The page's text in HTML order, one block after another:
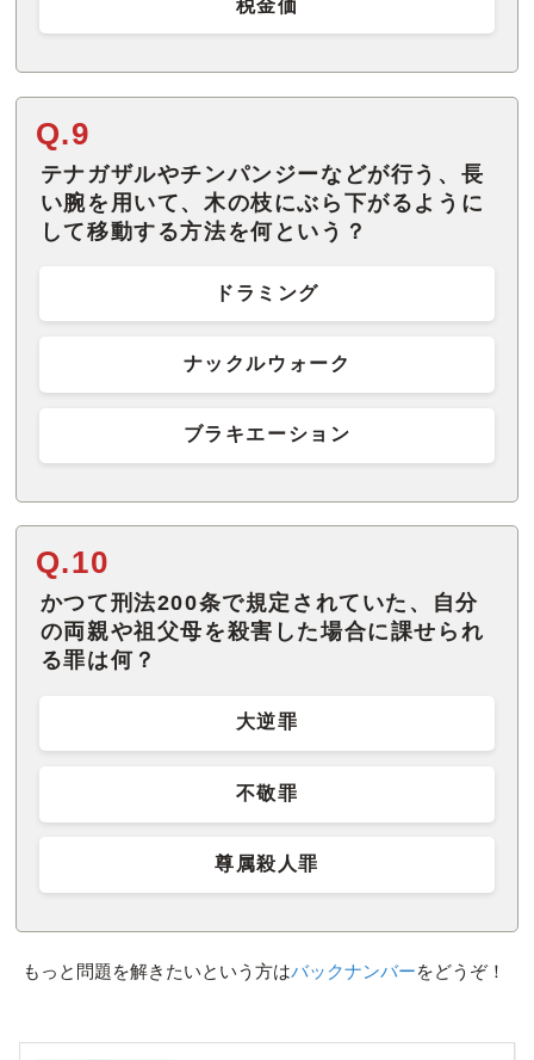
税金価
Q.9
テナガザルやチンパンジーなどが行う、長
い腕を用いて、木の枝にぶら下がるように
して移動する方法を何という？
ドラミング
ナックルウォーク
ブラキエーション
Q.10
かつて刑法200条で規定されていた、自分
の両親や祖父母を殺害した場合に課せられ
る罪は何？
大逆罪
不敬罪
尊属殺人罪
もっと問題を解きたいという方はバックナンバーをどうぞ！